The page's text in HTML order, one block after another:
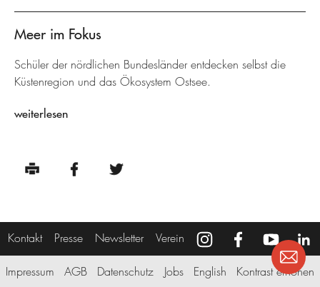
Meer im Fokus
Schüler der nördlichen Bundesländer entdecken selbst die
Küstenregion und das Ökosystem Ostsee.
weiterlesen
Kontakt Presse Newsletter Verein
Impressum AGB Datenschutz Jobs English Kontrast erhöhen